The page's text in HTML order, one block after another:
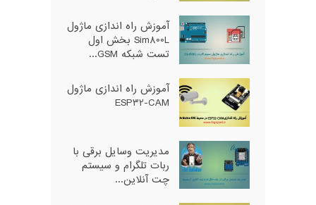
آموزش راه اندازی ماژول
Sim800L بخش اول
تست شبکه GSM...
آموزش راه اندازی ماژول
ESP32-CAM
مدیریت وسایل برقی با
ربات تلگرام و سیستم
چت آنلاین...